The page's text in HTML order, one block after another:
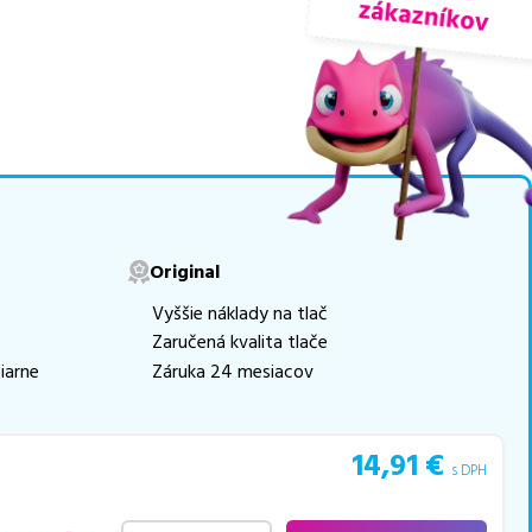
tlač.
vybrať to
Original
Vyššie náklady na tlač
Zaručená kvalita tlače
Záruka 24 mesiacov
14,91 € s DPH